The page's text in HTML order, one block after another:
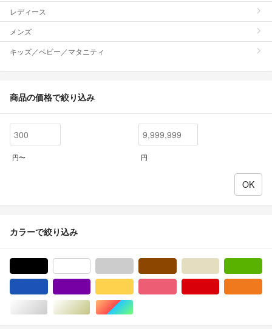
レディース
メンズ
キッズ／ベビー／マタニティ
商品の価格で絞り込み
円〜 円
カラーで絞り込み
シルバー/銀色系ゴールド/金色系マルチカラー